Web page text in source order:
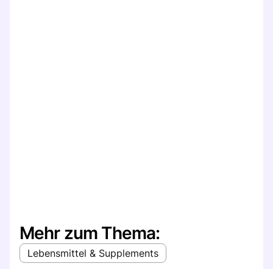
Mehr zum Thema:
Lebensmittel & Supplements